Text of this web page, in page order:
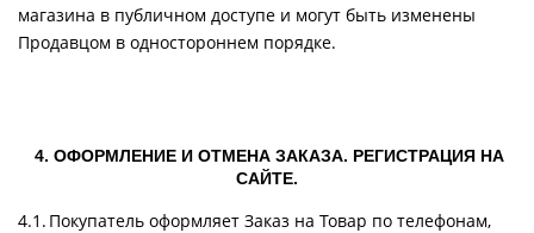
магазина в публичном доступе и могут быть изменены
Продавцом в одностороннем порядке.
4. ОФОРМЛЕНИЕ И ОТМЕНА ЗАКАЗА. РЕГИСТРАЦИЯ НА
САЙТЕ.
4.1. Покупатель оформляет Заказ на Товар по телефонам,